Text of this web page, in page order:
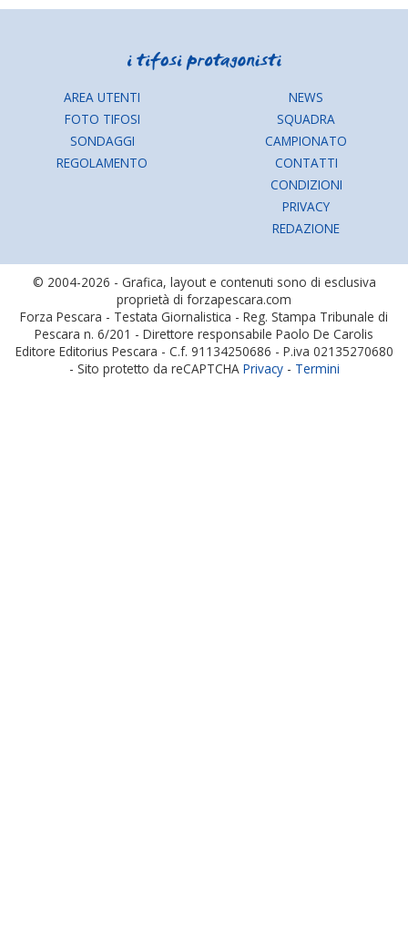
AREA UTENTI
FOTO TIFOSI
SONDAGGI
REGOLAMENTO
NEWS
SQUADRA
CAMPIONATO
CONTATTI
CONDIZIONI
PRIVACY
REDAZIONE
© 2004-2026 - Grafica, layout e contenuti sono di esclusiva
proprietà di forzapescara.com
Forza Pescara - Testata Giornalistica - Reg. Stampa Tribunale di
Pescara n. 6/201 - Direttore responsabile Paolo De Carolis
Editore Editorius Pescara - C.f. 91134250686 - P.iva 02135270680
- Sito protetto da reCAPTCHA Privacy- Termini